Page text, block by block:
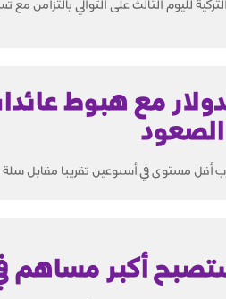
لليوم الثالث على التوالي بالتزامن
مع هبوط
أقل مستوى في أسبوعين تقريبا مقابل سلة
أكبر مساهم